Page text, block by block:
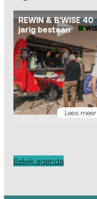
REWIN & B’WISE 40
jarig bestaan
Lees meer
Bekijk agenda